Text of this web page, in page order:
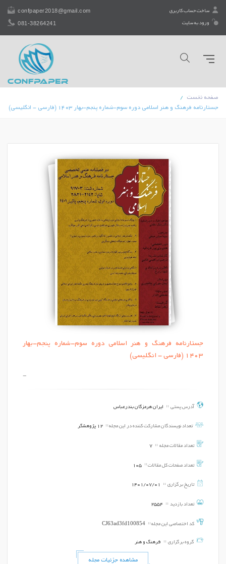
ساخت حساب کاربری
ورود به سایت
confpaper2018@gmail.com
081-38264241
صفحه نخست
جستارنامه فرهنگ و هنر اسلامی دوره سوم-شماره پنجم-بهار 1403 (فارسی - انگلیسی)
جستارنامه فرهنگ و هنر اسلامی دوره سوم-شماره پنجم-بهار
1403 (فارسی - انگلیسی)
-
آدرس پستی ایران هرمزگان بندرعباس
تعداد نویسندگان مشارکت کننده در این مجله 12 پژوهشگر
تعداد مقالات مجله 7
تعداد صفحات کل مقالات 105
تاریخ برگزاری 1401/07/01
تعداد بازدید 2554
کد اختصاصی این مجله CJ63ad3fd100854
گروه برگزاری فرهنگ و هنر
مشاهده جزئیات مجله